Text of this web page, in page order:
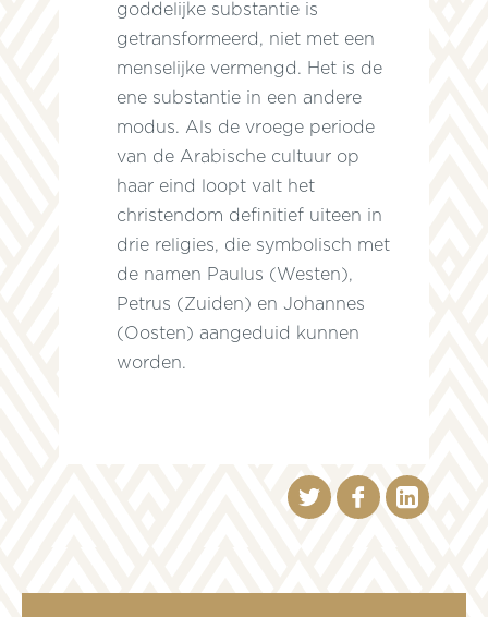
goddelijke substantie is
getransformeerd, niet met een
menselijke vermengd. Het is de
ene substantie in een andere
modus. Als de vroege periode
van de Arabische cultuur op
haar eind loopt valt het
christendom definitief uiteen in
drie religies, die symbolisch met
de namen Paulus (Westen),
Petrus (Zuiden) en Johannes
(Oosten) aangeduid kunnen
worden.